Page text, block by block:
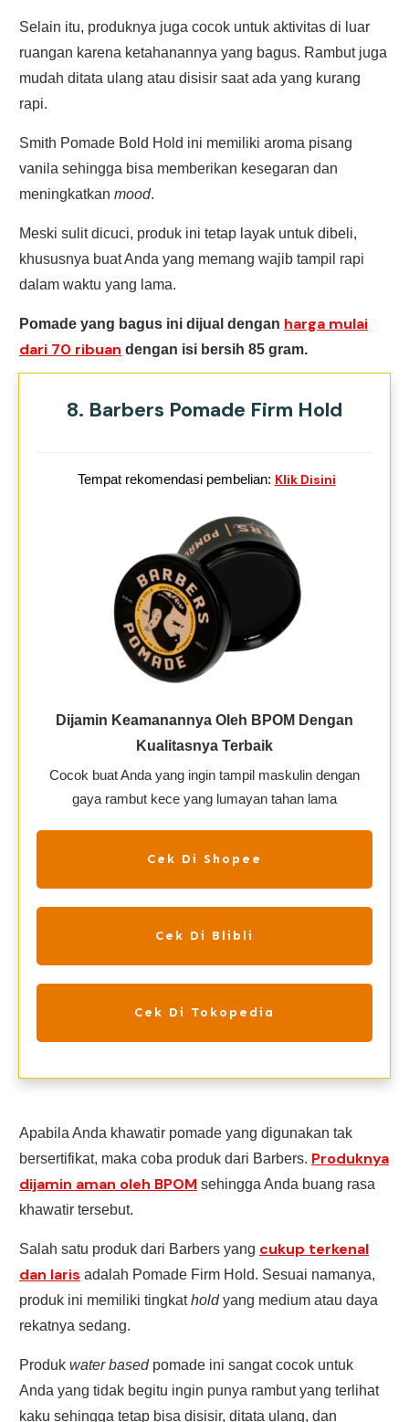
Selain itu, produknya juga cocok untuk aktivitas di luar
ruangan karena ketahanannya yang bagus. Rambut juga
mudah ditata ulang atau disisir saat ada yang kurang
rapi.
Smith Pomade Bold Hold ini memiliki aroma pisang
vanila sehingga bisa memberikan kesegaran dan
meningkatkan mood.
Meski sulit dicuci, produk ini tetap layak untuk dibeli,
khususnya buat Anda yang memang wajib tampil rapi
dalam waktu yang lama.
Pomade yang bagus ini dijual dengan harga mulai
dari 70 ribuan dengan isi bersih 85 gram.
8. Barbers Pomade Firm Hold
Tempat rekomendasi pembelian: Klik Disini
Dijamin Keamanannya Oleh BPOM Dengan
Kualitasnya Terbaik
Cocok buat Anda yang ingin tampil maskulin dengan
gaya rambut kece yang lumayan tahan lama
Cek Di Shopee
Cek Di Blibli
Cek Di Tokopedia
Apabila Anda khawatir pomade yang digunakan tak
bersertifikat, maka coba produk dari Barbers. Produknya
dijamin aman oleh BPOM sehingga Anda buang rasa
khawatir tersebut.
Salah satu produk dari Barbers yang cukup terkenal
dan laris adalah Pomade Firm Hold. Sesuai namanya,
produk ini memiliki tingkatholdyang medium atau daya
rekatnya sedang.
Produk water basedpomade ini sangat cocok untuk
Anda yang tidak begitu ingin punya rambut yang terlihat
kaku sehingga tetap bisa disisir, ditata ulang, dan